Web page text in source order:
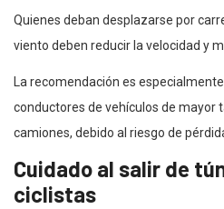
Quienes deban desplazarse por
viento deben reducir la velocidad y
La recomendación es
conductores de vehículos de mayor
camiones, debido al riesgo de
Cuidado al salir de
ciclistas